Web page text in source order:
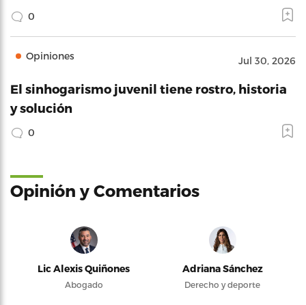
0
Opiniones Jul 30, 2026
El sinhogarismo juvenil tiene rostro, historia
y solución
0
Opinión y Comentarios
Lic Alexis Quiñones
Abogado
Adriana Sánchez
Derecho y deporte